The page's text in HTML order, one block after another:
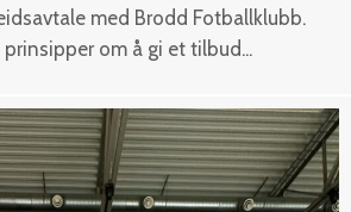
med Brodd Fotballklubb.
om å gi et tilbud...